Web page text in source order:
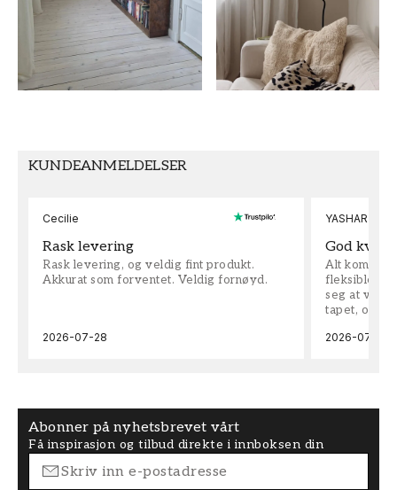
Blad Wallpassion
FARGE
Grå
MØNSTERHØYDE (cm)
50
KUNDEANMELDELSER
Cecilie
Rask levering
Rask levering, og veldig fint produkt.
Akkurat som forventet. Veldig fornøyd.
2026-07-28
YASHAR
God
Alt kom
fleksible på
seg at vi
tapet, og
2026-07-04
Abonner på nyhetsbrevet vårt
Få inspirasjon og tilbud direkte i innboksen din